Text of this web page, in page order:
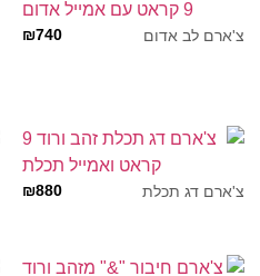
צ'ארם לב אדום ₪740
צ'ארם דג תכלת ₪880